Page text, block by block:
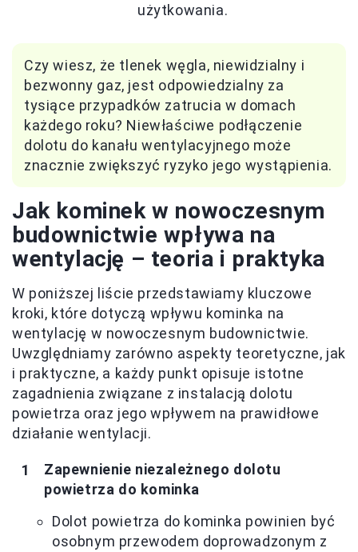
użytkowania.
Czy wiesz, że tlenek węgla, niewidzialny i
bezwonny gaz, jest odpowiedzialny za
tysiące przypadków zatrucia w domach
każdego roku? Niewłaściwe podłączenie
dolotu do kanału wentylacyjnego może
znacznie zwiększyć ryzyko jego wystąpienia.
Jak kominek w nowoczesnym
budownictwie wpływa na
wentylację – teoria i praktyka
W poniższej liście przedstawiamy kluczowe
kroki, które dotyczą wpływu kominka na
wentylację w nowoczesnym budownictwie.
Uwzględniamy zarówno aspekty teoretyczne, jak
i praktyczne, a każdy punkt opisuje istotne
zagadnienia związane z instalacją dolotu
powietrza oraz jego wpływem na prawidłowe
działanie wentylacji.
Zapewnienie niezależnego dolotu
powietrza do kominka
Dolot powietrza do kominka powinien być
osobnym przewodem doprowadzonym z